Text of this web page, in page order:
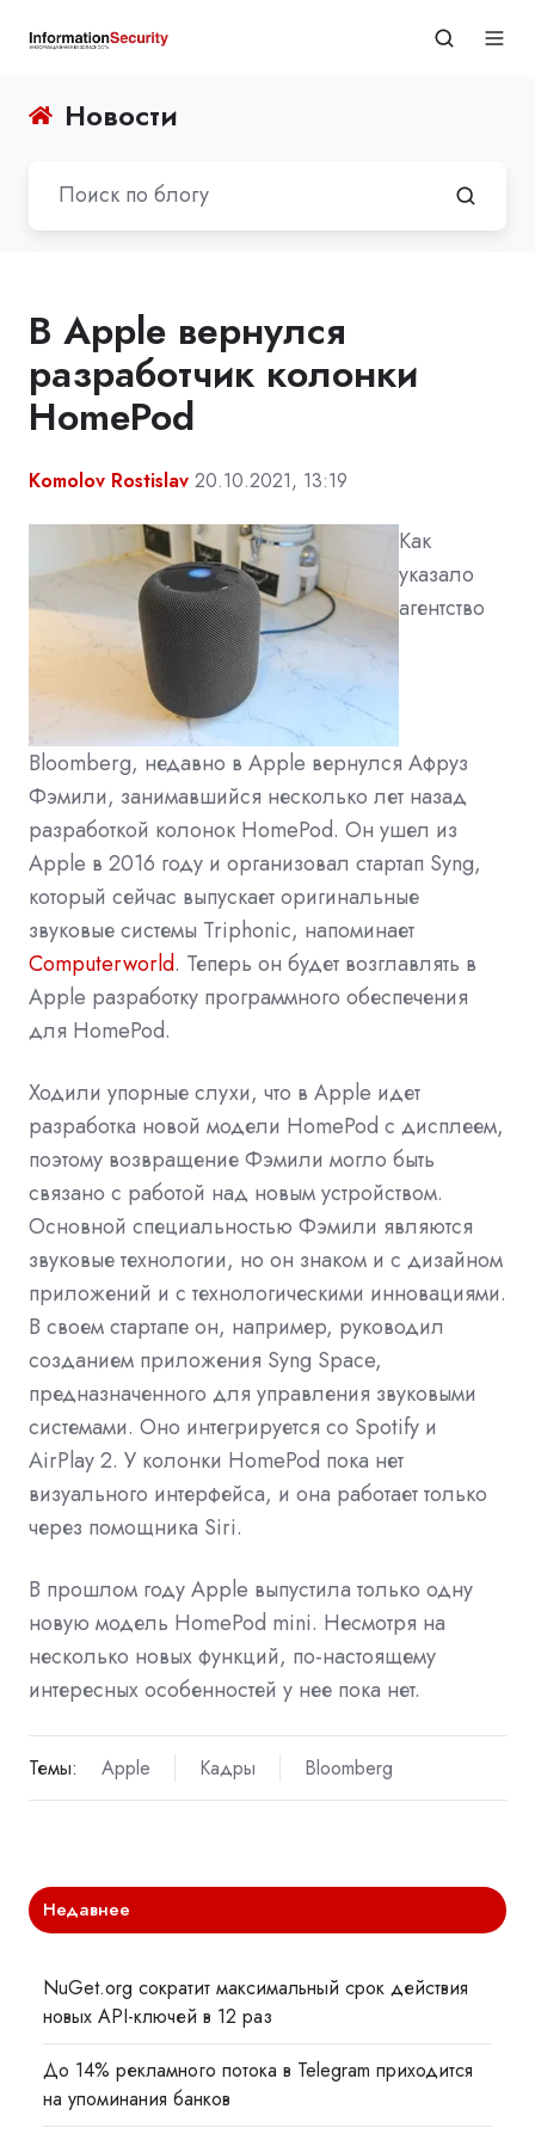
Новости
В Apple вернулся
разработчик колонки
HomePod
Komolov Rostislav 20.10.2021, 13:19
Как
указало
агентство
Bloomberg, недавно в Apple вернулся Афруз
Фэмили, занимавшийся несколько лет назад
разработкой колонок HomePod. Он ушел из
Apple в 2016 году и организовал стартап Syng,
который сейчас выпускает оригинальные
звуковые системы Triphonic, напоминает
Computerworld. Теперь он будет возглавлять в
Apple разработку программного обеспечения
для HomePod.
Ходили упорные слухи, что в Apple идет
разработка новой модели HomePod с дисплеем,
поэтому возвращение Фэмили могло быть
связано с работой над новым устройством.
Основной специальностью Фэмили являются
звуковые технологии, но он знаком и с дизайном
приложений и с технологическими инновациями.
В своем стартапе он, например, руководил
созданием приложения Syng Space,
предназначенного для управления звуковыми
системами. Оно интегрируется со Spotify и
AirPlay 2. У колонки HomePod пока нет
визуального интерфейса, и она работает только
через помощника Siri.
В прошлом году Apple выпустила только одну
новую модель HomePod mini. Несмотря на
несколько новых функций, по-настоящему
интересных особенностей у нее пока нет.
Темы: Apple Кадры Bloomberg
Недавнее
NuGet.org сократит максимальный срок действия
новых API-ключей в 12 раз
До 14% рекламного потока в Telegram приходится
на упоминания банков